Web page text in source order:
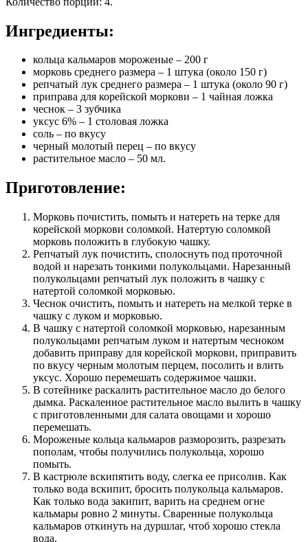
Ингредиенты:
кольца кальмаров мороженые – 200 г
морковь среднего размера – 1 штука (около 150 г)
репчатый лук среднего размера – 1 штука (около 90 г)
приправа для корейской моркови – 1 чайная ложка
чеснок – 3 зубчика
уксус 6% – 1 столовая ложка
соль – по вкусу
черный молотый перец – по вкусу
растительное масло – 50 мл.
Приготовление:
Морковь почистить, помыть и натереть на терке для
корейской моркови соломкой. Натертую соломкой
морковь положить в глубокую чашку.
Репчатый лук почистить, сполоснуть под проточной
водой и нарезать тонкими полукольцами. Нарезанный
полукольцами репчатый лук положить в чашку с
натертой соломкой морковью.
Чеснок очистить, помыть и натереть на мелкой терке в
чашку с луком и морковью.
В чашку с натертой соломкой морковью, нарезанным
полукольцами репчатым луком и натертым чесноком
добавить приправу для корейской моркови, приправить
по вкусу черным молотым перцем, посолить и влить
уксус. Хорошо перемешать содержимое чашки.
В сотейнике раскалить растительное масло до белого
дымка. Раскаленное растительное масло вылить в чашку
с приготовленными для салата овощами и хорошо
перемешать.
Мороженые кольца кальмаров разморозить, разрезать
пополам, чтобы получились полукольца, хорошо
помыть.
В кастрюле вскипятить воду, слегка ее присолив. Как
только вода вскипит, бросить полукольца кальмаров.
Как только вода закипит, варить на среднем огне
кальмары ровно 2 минуты. Сваренные полукольца
кальмаров откинуть на дуршлаг, чтоб хорошо стекла
вода.